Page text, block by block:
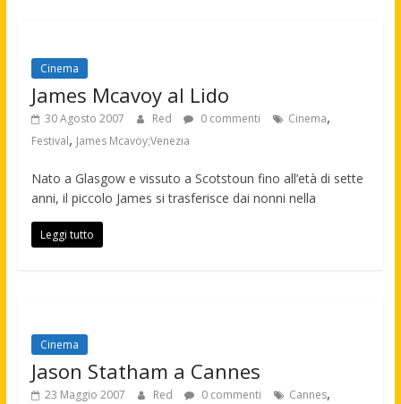
Cinema
James Mcavoy al Lido
30 Agosto 2007 Red 0 commenti Cinema,
Festival, James Mcavoy;Venezia
Nato a Glasgow e vissuto a Scotstoun fino all’età di sette
anni, il piccolo James si trasferisce dai nonni nella
Leggi tutto
Cinema
Jason Statham a Cannes
23 Maggio 2007 Red 0 commenti Cannes,